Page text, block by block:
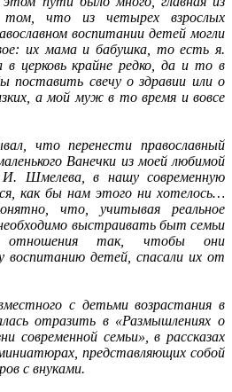
что из четырех взрослых
воспитании детей могли
их мама и бабушка, то есть я.
церковь крайне редко, да и то в
поставить свечу о здравии или о
а мой муж в то время и вовсе
что перенести православный
Ванечки из моей любимой
И. Шмелева, в нашу современную
как бы нам этого ни хотелось…
что, учитывая реальное
выстраивать быт семьи
так, чтобы они
воспитанию детей, спасали их от
с детьми возрастания в
отразить в «Размышлениях о
современной семьи», в рассказах
представляющих собой
с внуками.